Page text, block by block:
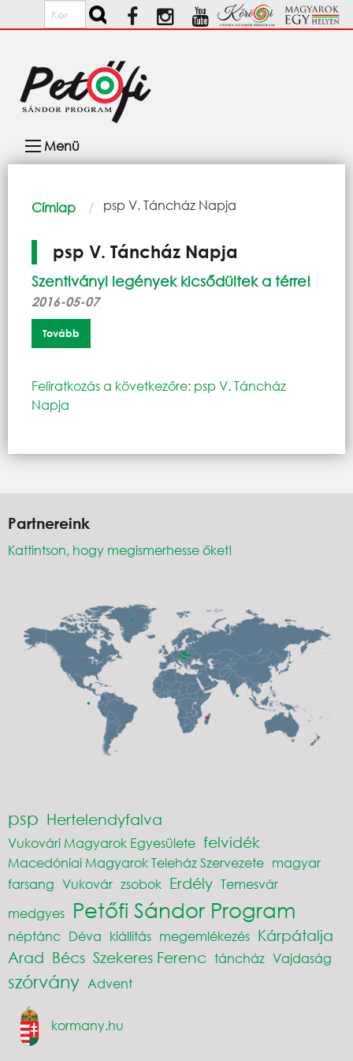
Ugrás a tartalomra
Keresés
navigáció
Menü
Morzsa
Címlap Current:
psp V. Táncház Napja
psp V. Táncház Napja
Szentiványi legények kicsődültek a térre!
2016-05-07
Tovább
Feliratkozás a következőre: psp V. Táncház
Napja
Partnereink
Kattintson, hogy megismerhesse őket!
psp Hertelendyfalva
Vukovári Magyarok Egyesülete felvidék
Macedóniai Magyarok Teleház Szervezete magyar
farsang Vukovár zsobok Erdély Temesvár
medgyes Petőfi Sándor Program
néptánc Déva kiállítás megemlékezés Kárpátalja
Arad Bécs Szekeres Ferenc táncház Vajdaság
szórvány Advent
kormany.hu